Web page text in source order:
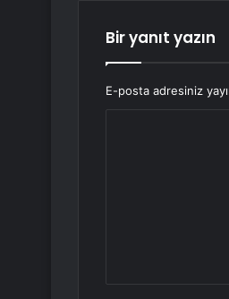
Bir yanıt yazın
E-posta adresiniz